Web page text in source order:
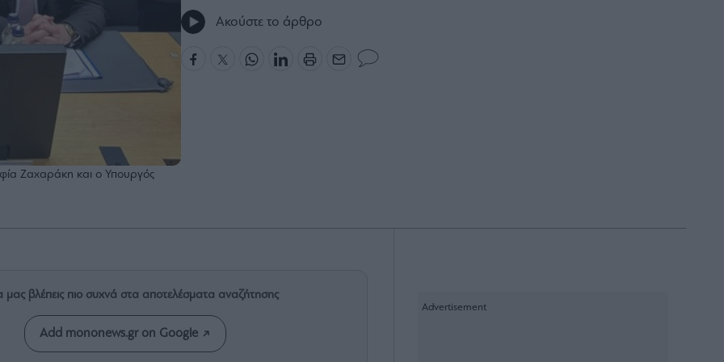
Ακούστε το άρθρο
Ζαχαράκη και ο Υπουργός
μας βλέπεις πιο συχνά στα αποτελέσματα αναζήτησης
Add mononews.gr on Google